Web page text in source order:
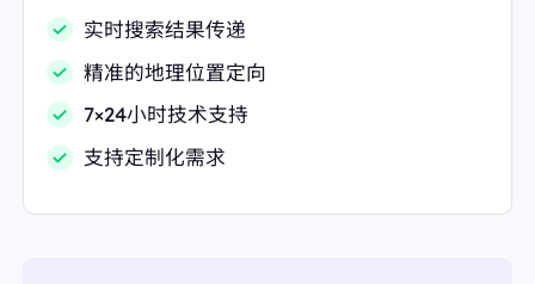
实时搜索结果传递
精准的地理位置定向
7×24小时技术支持
支持定制化需求